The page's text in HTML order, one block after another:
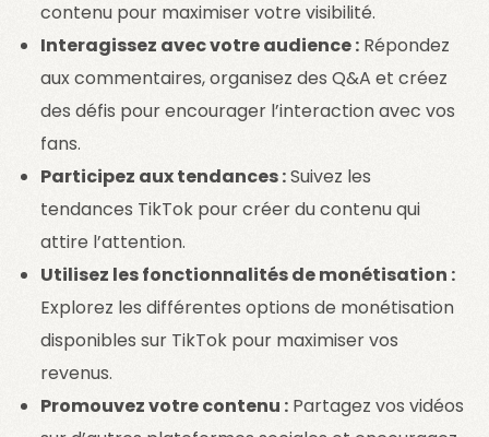
contenu pour maximiser votre visibilité.
Interagissez avec votre audience : Répondez
aux commentaires, organisez des Q&A et créez
des défis pour encourager l’interaction avec vos
fans.
Participez aux tendances :Suivez les
tendances TikTok pour créer du contenu qui
attire l’attention.
Utilisez les fonctionnalités de monétisation :
Explorez les différentes options de monétisation
disponibles sur TikTok pour maximiser vos
revenus.
Promouvez votre contenu : Partagez vos vidéos